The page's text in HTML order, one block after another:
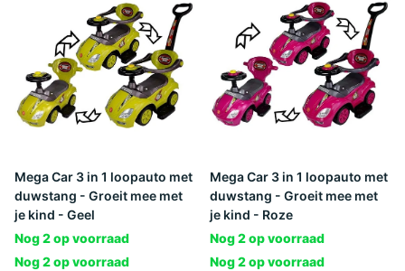
Mega Car 3 in 1 loopauto met
duwstang - Groeit mee met
je kind - Geel
Nog 2 op voorraad
Nog 2 op voorraad
Mega Car 3 in 1 loopauto met
duwstang - Groeit mee met
je kind - Roze
Nog 2 op voorraad
Nog 2 op voorraad